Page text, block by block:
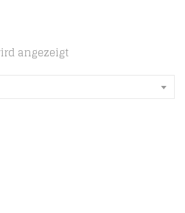
angezeigt